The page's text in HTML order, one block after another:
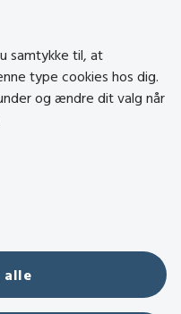
samtykke til, at
type cookies hos dig.
og ændre dit valg når
alle